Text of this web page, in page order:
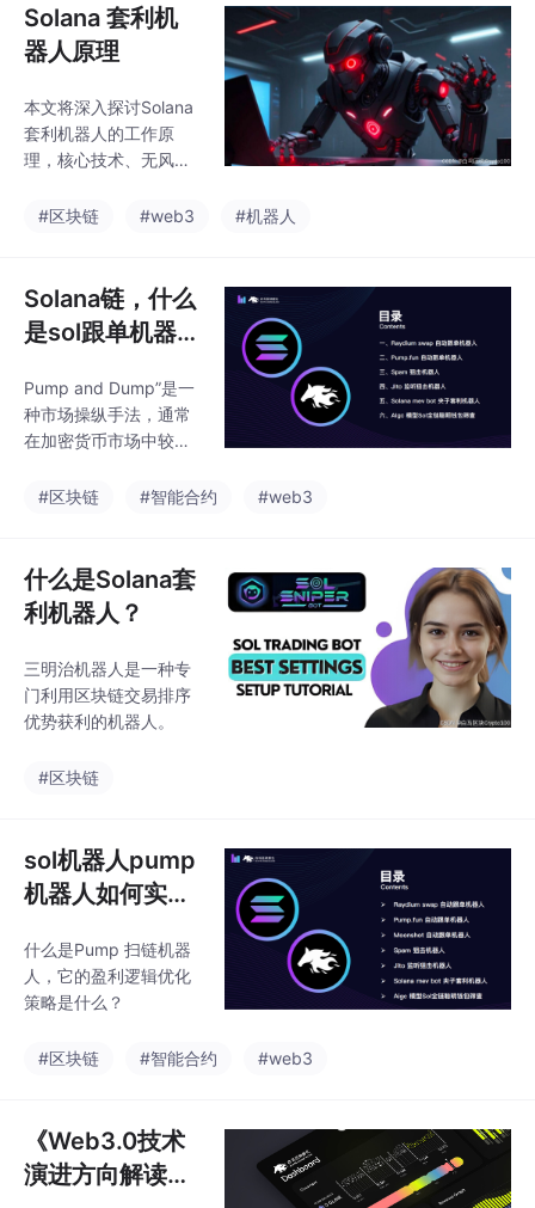
Solana 套利机
器人原理
本文将深入探讨Solana
套利机器人的工作原
理，核心技术、无风险
一个高效的套利系统，
的交易提交机制，确保
在交易失败时不会支付
gas费用，从而消除交
aWeb3.jsSDK:使用Sola
na提供的JavaScript库
@solana/web3.js与Sol
发送交易、查询账户余
#区块链 #web3 #机器人
Solana链，什么
是sol跟单机器
机器人、sol狙击
机器人、sol夹子
钱筛选
Pump and Dump”是一
种市场操纵手法，通常
在加密货币市场中较为
过人为的手段短时间内
格高位时抛售资产（du
mp）以获取利润。SOL
聪明钱（SOL Smart M
链和加密货币领域中，
通过分析链上数据和市
场动态，跟踪大资金持
机构投资者、知名交易
策略的工
#区块链 #智能合约 #web3
什么是Solana套
利机器人？
三明治机器人是一种专
门利用区块链交易排序
优势获利的机器人。
#区块链
sol机器人pump
机器人如何实现
Pump 扫链机器
人？
什么是Pump 扫链机器
人，它的盈利逻辑优化
策略是什么？
#区块链 #智能合约 #web3
《Web3.0技术
演进方向解读：